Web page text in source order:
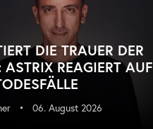
DIE TRAUER DER
ASTRIX REAGIERT AUF
• 06. August 2026